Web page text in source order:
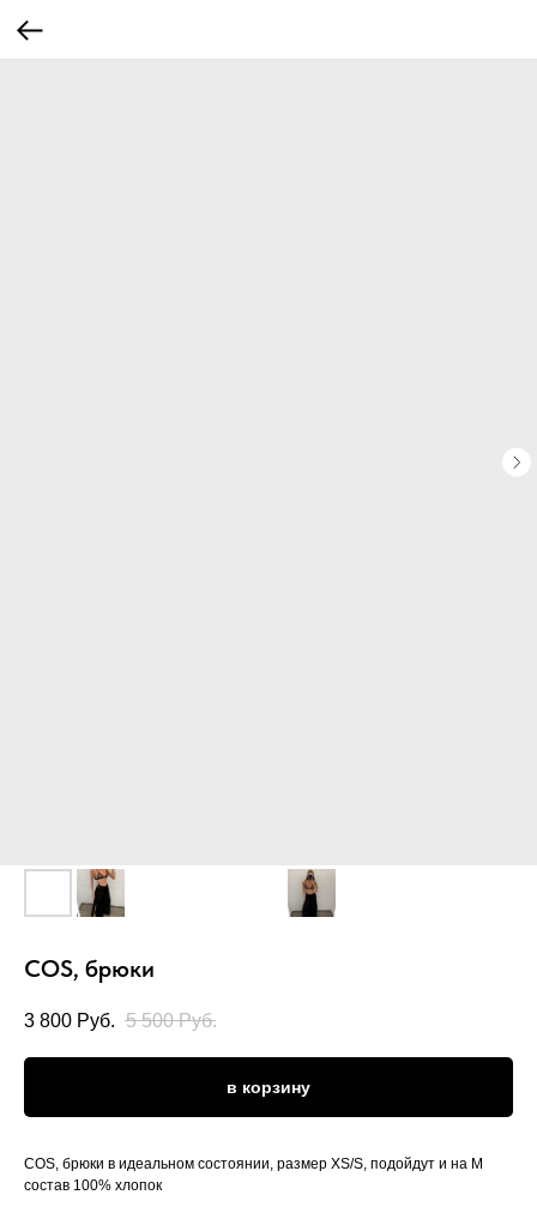
COS, брюки
3 800 Руб. 5 500 Руб.
в корзину
COS, брюки в идеальном состоянии, размер XS/S, подойдут и на M
состав 100% хлопок